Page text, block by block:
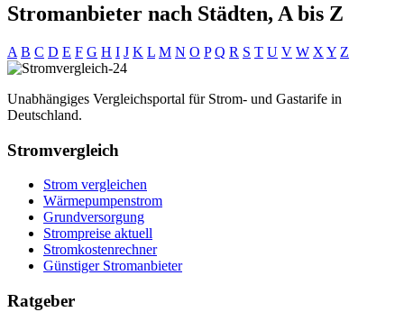
Stromanbieter nach Städten, A bis Z
A B C D E F G H I J K L M N O P Q R S T U V W X Y Z
Unabhängiges Vergleichsportal für Strom- und Gastarife in
Deutschland.
Stromvergleich
Strom vergleichen
Wärmepumpenstrom
Grundversorgung
Strompreise aktuell
Stromkostenrechner
Günstiger Stromanbieter
Ratgeber